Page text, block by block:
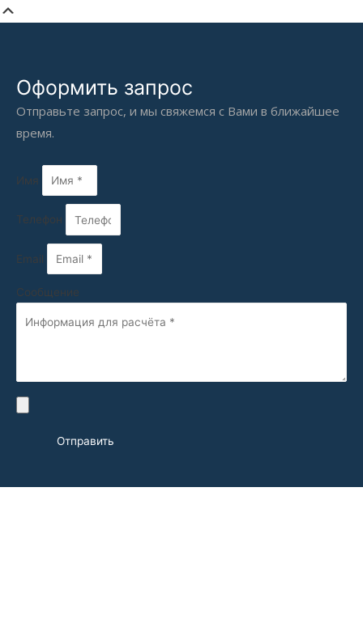
вверх
Оформить запрос
Отправьте запрос, и мы свяжемся с Вами в ближайшее
время.
Имя
Телефон
Email
Сообщение
Отправить